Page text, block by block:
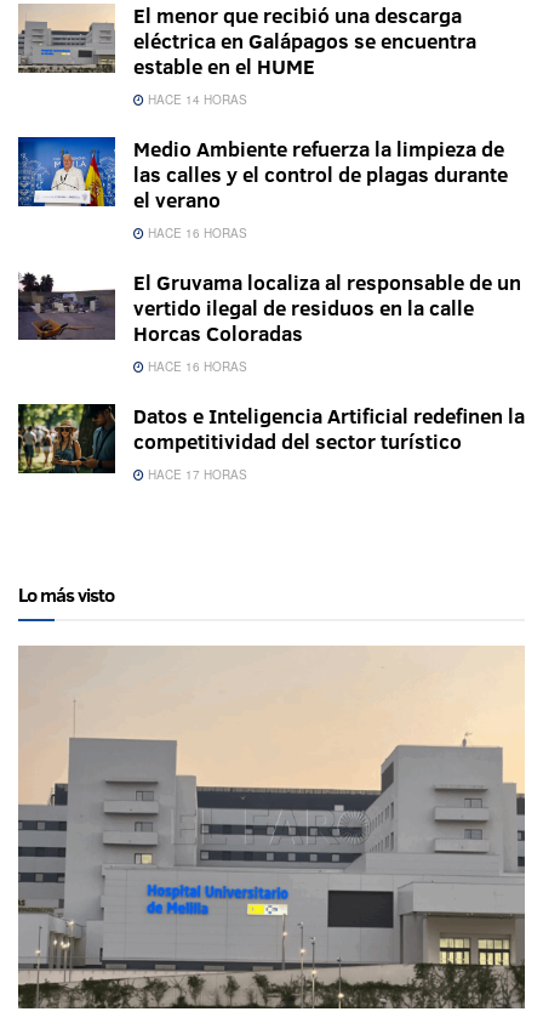
El menor que recibió una descarga
eléctrica en Galápagos se encuentra
estable en el HUME
HACE 14 HORAS
Medio Ambiente refuerza la limpieza de
las calles y el control de plagas durante
el verano
HACE 16 HORAS
El Gruvama localiza al responsable de un
vertido ilegal de residuos en la calle
Horcas Coloradas
HACE 16 HORAS
Datos e Inteligencia Artificial redefinen la
competitividad del sector turístico
HACE 17 HORAS
Lo más visto